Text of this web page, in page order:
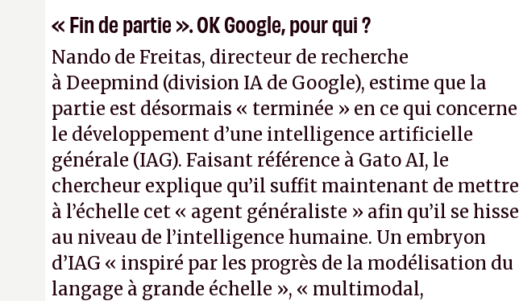
« Fin de partie ». OK Google, pour qui ?
Nando de Freitas, directeur de recherche
à Deepmind (division IA de Google), estime que la
partie est désormais « terminée » en ce qui concerne
le développement d’une intelligence artificielle
générale (IAG). Faisant référence à Gato AI, le
chercheur explique qu’il suffit maintenant de mettre
à l’échelle cet « agent généraliste » afin qu’il se hisse
au niveau de l’intelligence humaine. Un embryon
d’IAG « inspiré par les progrès de la modélisation du
langage à grande échelle », « multimodal,